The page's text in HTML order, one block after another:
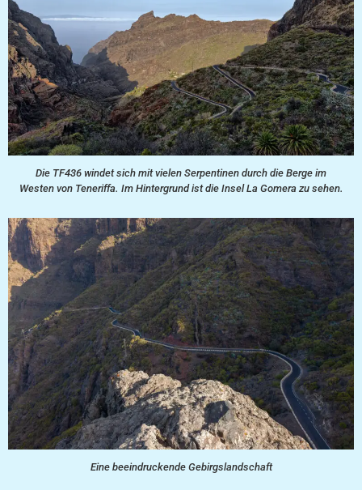
Die TF436 windet sich mit vielen Serpentinen durch die Berge im
Westen von Teneriffa. Im Hintergrund ist die Insel La Gomera zu sehen.
Eine beeindruckende Gebirgslandschaft